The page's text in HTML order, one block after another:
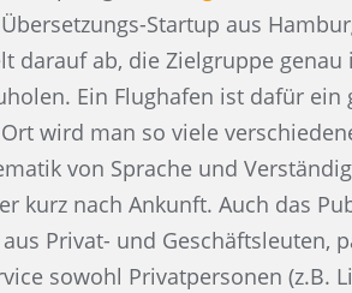
Startup aus
darauf ab, die Zielgruppe genau
Ein Flughafen ist dafür ein
wird man so viele
von Sprache und
kurz nach Ankunft. Auch das
Privat- und Geschäftsleuten,
sowohl Privatpersonen (z.B.